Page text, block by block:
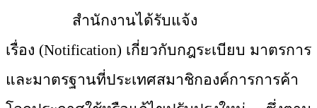
สำนักงานได้รับแจ้ง
เรื่อง (Notification) เกี่ยวกับกฎระเบียบ มาตรการ
และมาตรฐานที่ประเทศสมาชิกองค์การการค้า